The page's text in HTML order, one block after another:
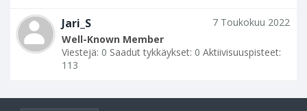
7 Toukokuu 2022
Jari_S
Well-Known Member
Viestejä: 0 Saadut tykkäykset: 0 Aktiivisuuspisteet:
113